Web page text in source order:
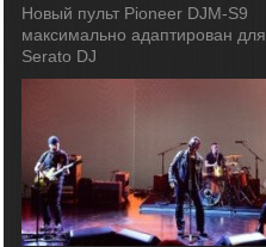
Новый пульт Pioneer DJM-S9
максимально адаптирован для
Serato DJ